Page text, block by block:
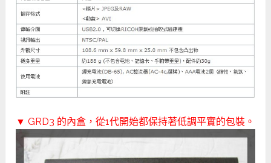
▼ GRD3 的內盒，從1代開始都保持著低調平實的包裝。